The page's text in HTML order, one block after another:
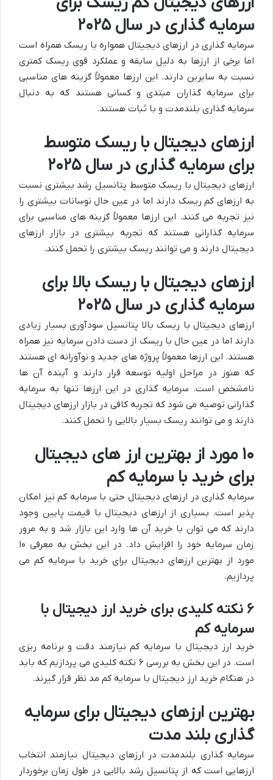
سرمایه گذاری در سال ۲۰۲۵
سرمایه گذاری در ارزهای دیجیتال همواره با ریسک همراه است
اما برخی از ارزها به دلیل سابقه و عملکرد قوی ریسک کمتری
نسبت به سایرین دارند. این ارزها معمولاً گزینه های مناسبی
برای سرمایه گذاران مبتدی و کسانی هستند که به دنبال
سرمایه گذاری بلندمدت و با ثبات هستند.
ارزهای دیجیتال با ریسک متوسط
برای سرمایه گذاری در سال ۲۰۲۵
ارزهای دیجیتال با ریسک متوسط پتانسیل رشد بیشتری نسبت
به ارزهای کم ریسک دارند اما در عین حال نوسانات بیشتری را
نیز تجربه می کنند. این ارزها معمولاً گزینه های مناسبی برای
سرمایه گذارانی هستند که تجربه بیشتری در بازار ارزهای
دیجیتال دارند و می توانند ریسک بیشتری را تحمل کنند.
ارزهای دیجیتال با ریسک بالا برای
سرمایه گذاری در سال ۲۰۲۵
ارزهای دیجیتال با ریسک بالا پتانسیل سودآوری بسیار زیادی
دارند اما در عین حال با ریسک از دست دادن سرمایه نیز همراه
هستند. این ارزها معمولاً پروژه های جدید و نوآورانه ای هستند
که هنوز در مراحل اولیه توسعه قرار دارند و آینده آن ها
نامشخص است. سرمایه گذاری در این ارزها تنها به سرمایه
گذارانی توصیه می شود که تجربه کافی در بازار ارزهای دیجیتال
دارند و می توانند ریسک بسیار بالایی را تحمل کنند.
۱۰ مورد از بهترین ارز های دیجیتال
برای خرید با سرمایه کم
سرمایه گذاری در ارزهای دیجیتال حتی با سرمایه کم نیز امکان
پذیر است. بسیاری از ارزهای دیجیتال با قیمت پایین وجود
دارند که می توان با خرید آن ها وارد این بازار شد و به مرور
زمان سرمایه خود را افزایش داد. در این بخش به معرفی ۱۰
مورد از بهترین ارزهای دیجیتال برای خرید با سرمایه کم می
پردازیم.
۶ نکته کلیدی برای خرید ارز دیجیتال با
سرمایه کم
خرید ارز دیجیتال با سرمایه کم نیازمند دقت و برنامه ریزی
است. در این بخش به بررسی ۶ نکته کلیدی می پردازیم که باید
در هنگام خرید ارز دیجیتال با سرمایه کم مد نظر قرار گیرند.
بهترین ارزهای دیجیتال برای سرمایه
گذاری بلند مدت
سرمایه گذاری بلندمدت در ارزهای دیجیتال نیازمند انتخاب
ارزهایی است که از پتانسیل رشد بالایی در طول زمان برخوردار